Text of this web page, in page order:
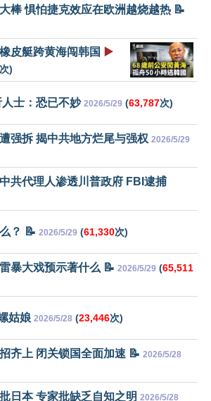
棒 惧怕捷克效应在欧洲越烧越热 📝
皮艇跨黄海闯韩国 ▶️
次)
士：恐已不妙 2026/5/29 (63,787次)
强拆 揭中共地方烂尾与强权 2026/5/29
共代理人渗透川普政府 FBI逮捕
？ 📝 2026/5/29 (61,330次)
暴大戏预示著什么 📝 2026/5/29 (65,511
姑娘 2026/5/28 (23,446次)
齐上 闭关锁国全面加速 📝 2026/5/28
日本 专家批缺乏自知之明 2026/5/28